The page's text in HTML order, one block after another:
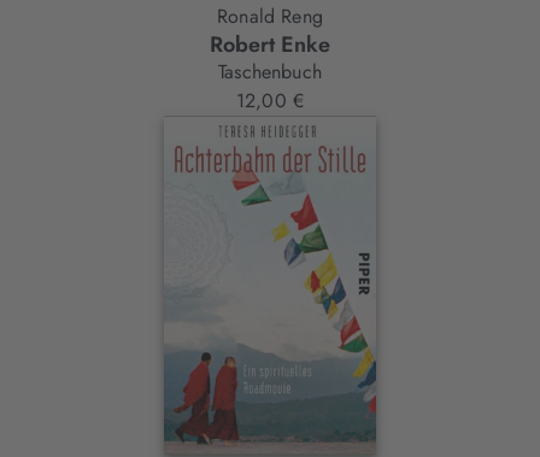
Ronald Reng
Robert Enke
Taschenbuch
12,00 €